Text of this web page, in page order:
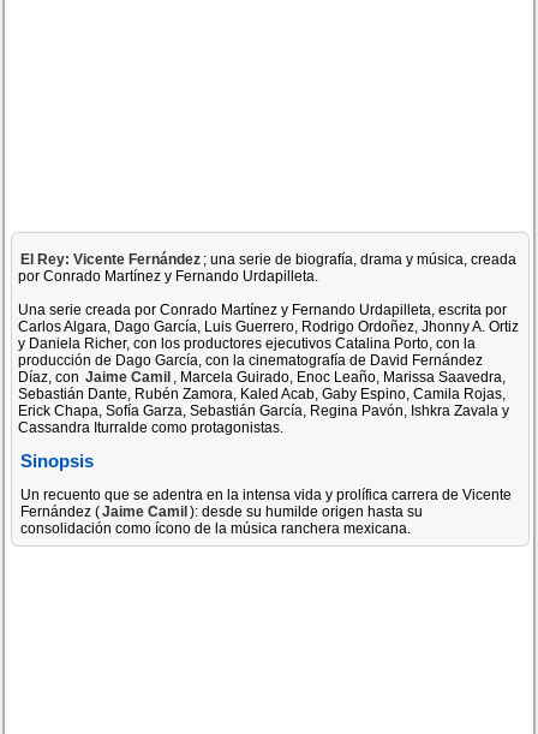
El Rey: Vicente Fernández ; una serie de biografía, drama y música, creada
por Conrado Martínez y Fernando Urdapilleta.
Una serie creada por Conrado Martínez y Fernando Urdapilleta, escrita por
Carlos Algara, Dago García, Luis Guerrero, Rodrigo Ordoñez, Jhonny A. Ortiz
y Daniela Richer, con los productores ejecutivos Catalina Porto, con la
producción de Dago García, con la cinematografía de David Fernández
Díaz, con Jaime Camil , Marcela Guirado, Enoc Leaño, Marissa Saavedra,
Sebastián Dante, Rubén Zamora, Kaled Acab, Gaby Espino, Camila Rojas,
Erick Chapa, Sofía Garza, Sebastián García, Regina Pavón, Ishkra Zavala y
Cassandra Iturralde como protagonistas.
Sinopsis
Un recuento que se adentra en la intensa vida y prolífica carrera de Vicente
Fernández (Jaime Camil): desde su humilde origen hasta su
consolidación como ícono de la música ranchera mexicana.